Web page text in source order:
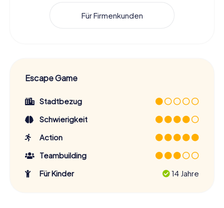
Für Firmenkunden
Escape Game
Stadtbezug
Schwierigkeit
Action
Teambuilding
Für Kinder
14 Jahre